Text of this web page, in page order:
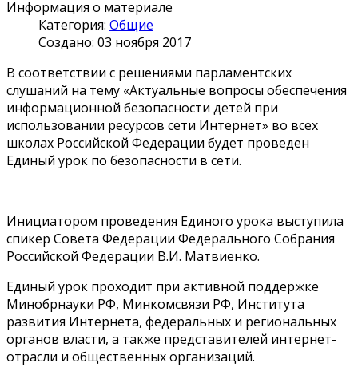
Информация о материале
Категория: Общие
Создано: 03 ноября 2017
В соответствии с решениями парламентских
слушаний на тему «Актуальные вопросы обеспечения
информационной безопасности детей при
использовании ресурсов сети Интернет» во всех
школах Российской Федерации будет проведен
Единый урок по безопасности в сети.
Инициатором проведения Единого урока выступила
спикер Совета Федерации Федерального Собрания
Российской Федерации В.И. Матвиенко.
Единый урок проходит при активной поддержке
Минобрнауки РФ, Минкомсвязи РФ, Института
развития Интернета, федеральных и региональных
органов власти, а также представителей интернет-
отрасли и общественных организаций.